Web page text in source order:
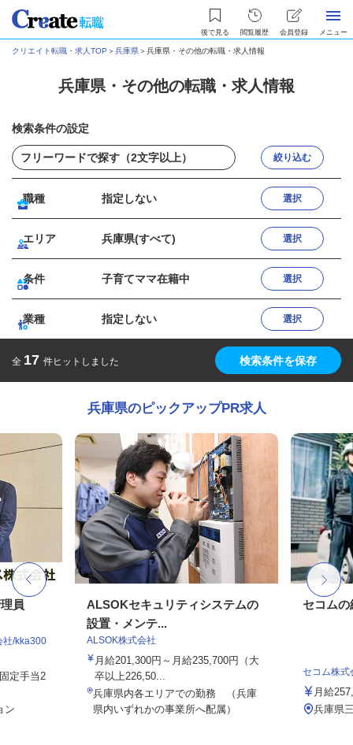
後で見る 閲覧履歴 会員登録 メニュー
クリエイト転職・求人TOP ＞兵庫県＞兵庫県・その他の転職・求人情報
兵庫県・その他の転職・求人情報
検索条件の設定
絞り込む
職種 指定しない 選択
エリア 兵庫県(すべて) 選択
条件 子育てママ在籍中 選択
業種 指定しない 選択
全 17 件ヒットしました 検索条件を保存
兵庫県のピックアップPR求人
員
社/kka300
定手当2
ン
ALSOKセキュリティシステムの
設置・メンテ...
ALSOK株式会社
月給201,300円～月給235,700円（大
卒以上226,50...
兵庫県内各エリアでの勤務 （兵庫
県内いずれかの事業所へ配属）
セコムの
セコム株式
月給
兵庫県